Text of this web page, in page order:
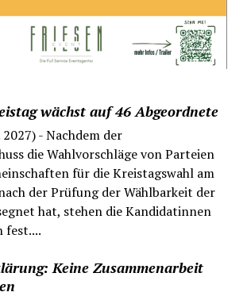
wächst auf 46 Abgeordnete
- Nachdem der
die Wahlvorschläge von Parteien
für die Kreistagswahl am
der Prüfung der Wählbarkeit der
hat, stehen die Kandidatinnen
fest....
Keine Zusammenarbeit